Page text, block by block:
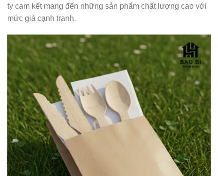
ty cam kết mang đến những sản phẩm chất lượng cao với
mức giá cạnh tranh.